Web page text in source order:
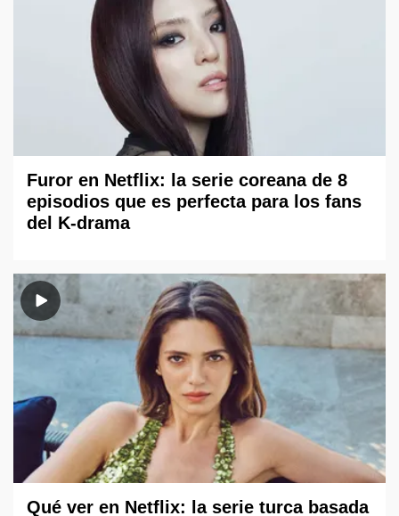
Furor en Netflix: la serie coreana de 8
episodios que es perfecta para los fans
del K-drama
Qué ver en Netflix: la serie turca basada